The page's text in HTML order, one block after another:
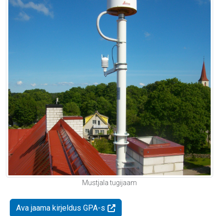
Mustjala tugijaam
Ava jaama kirjeldus GPA-s